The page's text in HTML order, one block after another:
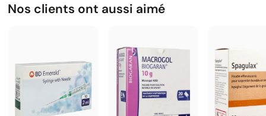
Nos clients ont aussi aimé